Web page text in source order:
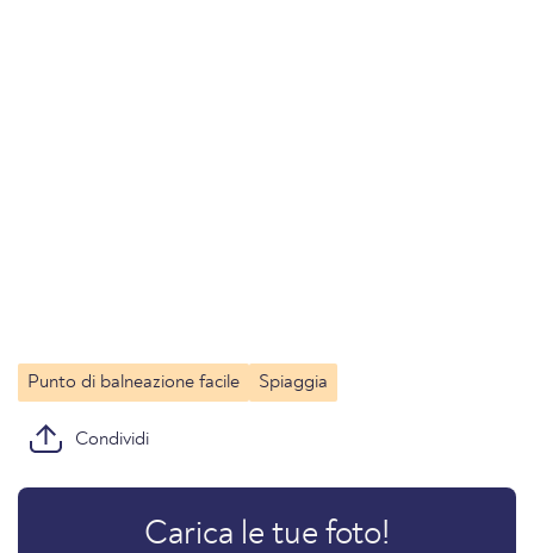
Punto di balneazione facile Spiaggia
Condividi
Carica le tue foto!